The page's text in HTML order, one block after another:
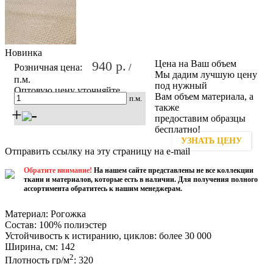
Новинка
Розничная цена: 940 р. /
п.м.
Оптовую цену уточняйте
п.м.
+ -
Цена на Ваш объем
Мы дадим лучшую цену
под нужный
Вам объем материала, а
также
предоставим образцы
бесплатно!
УЗНАТЬ ЦЕНУ
Отправить ссылку на эту страницу на e-mail
Обратите внимание! На нашем сайте представлены не все коллекции
ткани и материалов, которые есть в наличии. Для получения полного
ассортимента обратитесь к нашим менеджерам.
Материал: Рогожка
Состав: 100% полиэстер
Устойчивость к истиранию, циклов: более 30 000
Ширина, см: 142
Плотность гр/м2: 320